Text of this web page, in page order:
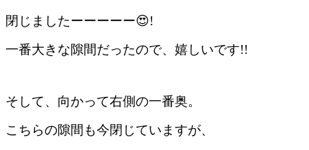
閉じましたーーーーー😍!
一番大きな隙間だったので、嬉しいです!!
そして、向かって右側の一番奥。
こちらの隙間も今閉じていますが、